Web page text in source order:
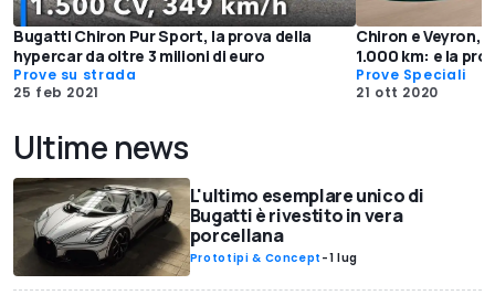
Bugatti Chiron Pur Sport, la prova della
hypercar da oltre 3 milioni di euro
Prove su strada
25 feb 2021
Chiron e Veyron,
1.000 km: e la
Prove Speciali
21 ott 2020
Ultime news
L'ultimo esemplare unico di
Bugatti è rivestito in vera
porcellana
Prototipi & Concept -1 lug